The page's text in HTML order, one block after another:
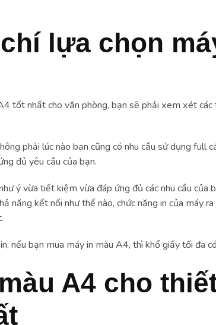
lựa chọn
tốt nhất cho văn phòng, bạn sẽ phải xem xét các
phải lúc nào bạn cũng có nhu cầu sử dụng full
đủ yêu cầu của bạn.
ý vừa tiết kiệm vừa đáp ứng đủ các nhu cầu của
năng kết nối như thế nào, chức năng in của máy
nếu bạn mua máy in màu A4, thì khổ giấy tối đa
A4 cho